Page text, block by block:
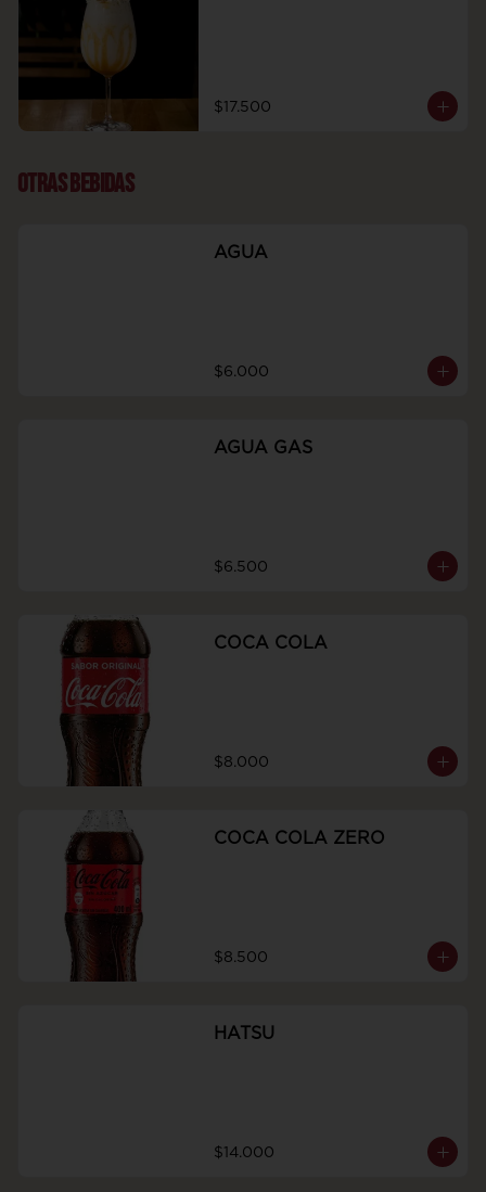
$17.500
OTRAS BEBIDAS
AGUA
$6.000
AGUA GAS
$6.500
COCA COLA
$8.000
COCA COLA ZERO
$8.500
HATSU
$14.000